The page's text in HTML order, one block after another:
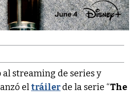
streaming de series y
eltráilerde la serie “The